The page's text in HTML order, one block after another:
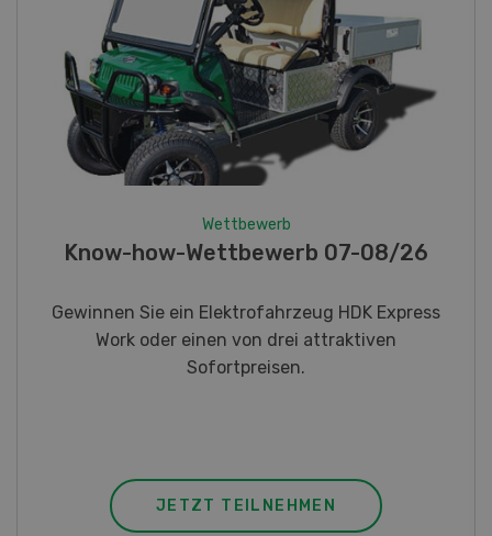
Fotorätsel 07-08/26
Gewinnen Sie eines von fünf LANDI
Taschenmessern
JETZT TEILNEHMEN